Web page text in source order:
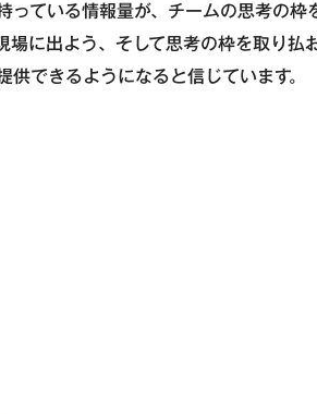
ている情報量が、チームの思考の枠
に出よう、そして思考の枠を取り払
供できるようになると信じています。